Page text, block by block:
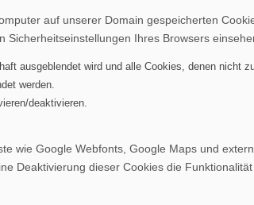
auf unserer Domain gespeicherten
Ihres Browsers
ausgeblendet wird und alle Cookies, denen nicht
werden.
deaktivieren.
wie Google Webfonts, Google Maps und
Deaktivierung dieser Cookies die